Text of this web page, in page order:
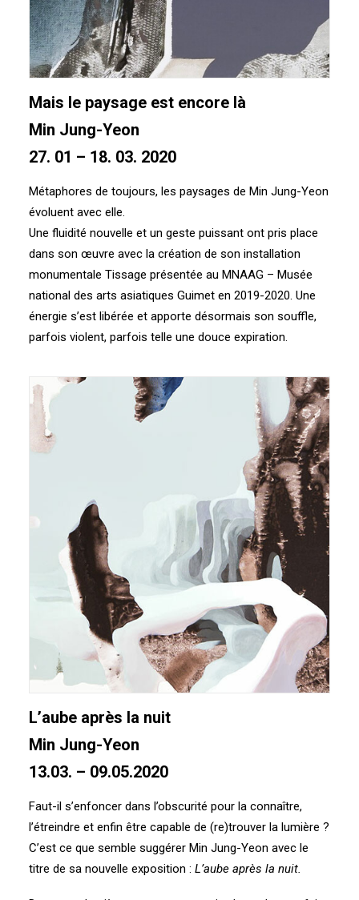
Mais le paysage est encore là
Min Jung-Yeon
27. 01 – 18. 03. 2020
Métaphores de toujours, les paysages de Min Jung-Yeon
évoluent avec elle.
Une fluidité nouvelle et un geste puissant ont pris place
dans son œuvre avec la création de son installation
monumentale Tissage présentée au MNAAG – Musée
national des arts asiatiques Guimet en 2019-2020. Une
énergie s’est libérée et apporte désormais son souffle,
parfois violent, parfois telle une douce expiration.
L’aube après la nuit
Min Jung-Yeon
13.03. – 09.05.2020
Faut-il s’enfoncer dans l’obscurité pour la connaître,
l’étreindre et enfin être capable de (re)trouver la lumière ?
C’est ce que semble suggérer Min Jung-Yeon avec le
titre de sa nouvelle exposition : L’aube après la nuit.